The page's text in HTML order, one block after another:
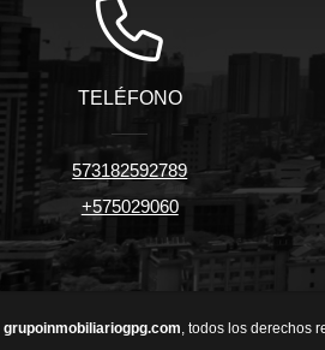
TELÉFONO
573182592789
+575029060
grupoinmobiliariogpg.com, todos los derechos